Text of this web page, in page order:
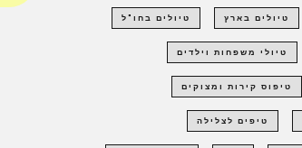
0
0
.
0
.
טיולים בארץ טיולים בחו"ל
טיולי משפחות וילדים
טיפוס קירות ומצוקים
טיפים לצלילה